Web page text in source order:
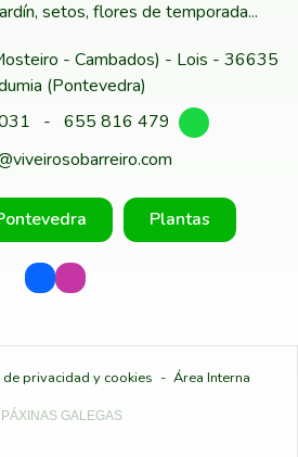
setos, flores de temporada...
- Cambados) - Lois - 36635
(Pontevedra)
- 655 816 479
Plantas
privacidad y cookies - Área Interna
GALEGAS